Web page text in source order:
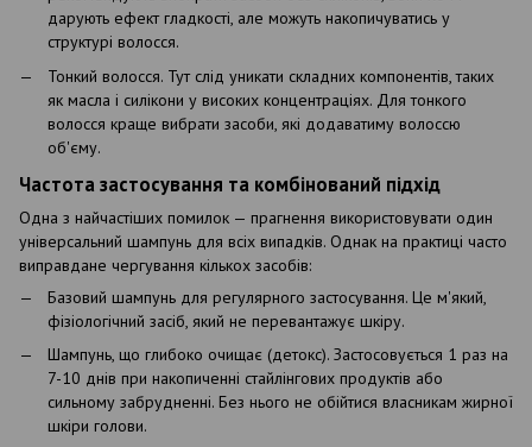
дарують ефект гладкості, але можуть накопичуватись у
структурі волосся.
Тонкий волосся. Тут слід уникати складних компонентів, таких
як масла і силікони у високих концентраціях. Для тонкого
волосся краще вибрати засоби, які додаватиму волоссю
об'єму.
Частота застосування та комбінований підхід
Одна з найчастіших помилок — прагнення використовувати один
універсальний шампунь для всіх випадків. Однак на практиці часто
виправдане чергування кількох засобів:
Базовий шампунь для регулярного застосування. Це м'який,
фізіологічний засіб, який не перевантажує шкіру.
Шампунь, що глибоко очищає (детокс). Застосовується 1 раз на
7-10 днів при накопиченні стайлінгових продуктів або
сильному забрудненні. Без нього не обійтися власникам жирної
шкіри голови.